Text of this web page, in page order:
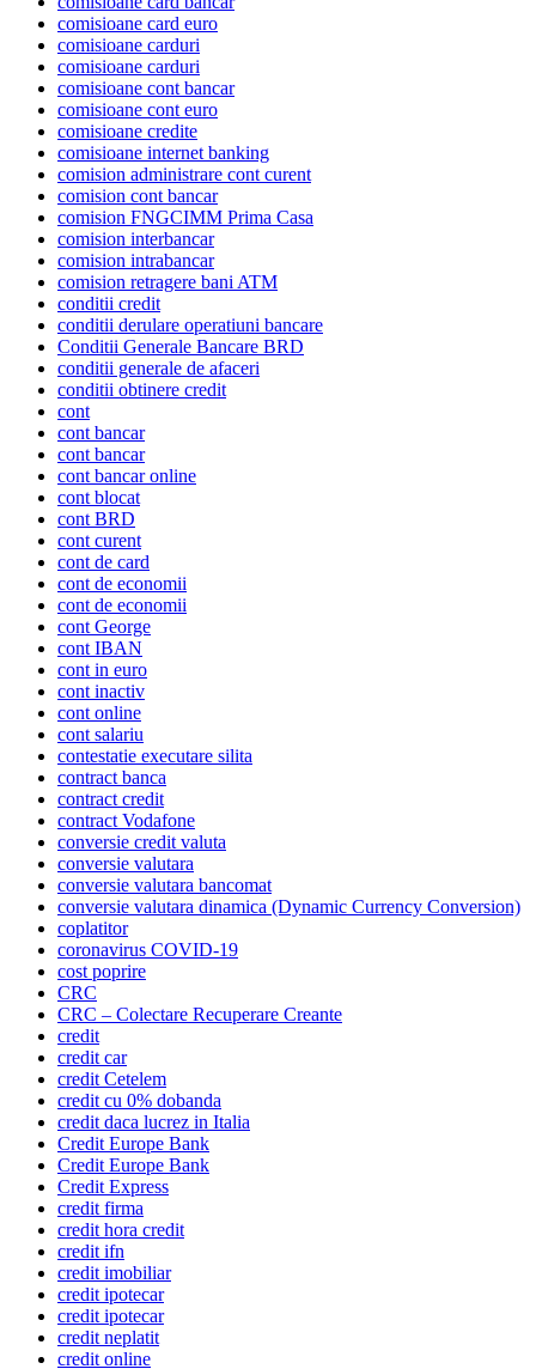
comisioane card euro
comisioane carduri
comisioane carduri
comisioane cont bancar
comisioane cont euro
comisioane credite
comisioane internet banking
comision administrare cont curent
comision cont bancar
comision FNGCIMM Prima Casa
comision interbancar
comision intrabancar
comision retragere bani ATM
conditii credit
conditii derulare operatiuni bancare
Conditii Generale Bancare BRD
conditii generale de afaceri
conditii obtinere credit
cont
cont bancar
cont bancar
cont bancar online
cont blocat
cont BRD
cont curent
cont de card
cont de economii
cont de economii
cont George
cont IBAN
cont in euro
cont inactiv
cont online
cont salariu
contestatie executare silita
contract banca
contract credit
contract Vodafone
conversie credit valuta
conversie valutara
conversie valutara bancomat
conversie valutara dinamica (Dynamic Currency Conversion)
coplatitor
coronavirus COVID-19
cost poprire
CRC
CRC – Colectare Recuperare Creante
credit
credit car
credit Cetelem
credit cu 0% dobanda
credit daca lucrez in Italia
Credit Europe Bank
Credit Europe Bank
Credit Express
credit firma
credit hora credit
credit ifn
credit imobiliar
credit ipotecar
credit ipotecar
credit neplatit
credit online